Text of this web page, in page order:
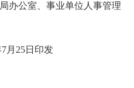
办公室、事业单位人事管理
月25日印发